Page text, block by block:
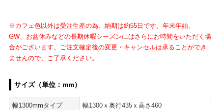
※カフェ色以外は受注生産の為、納期は約55日です。年末年始、
GW、お盆休みなどの長期休暇シーズンにはさらにお時間をいただく場
合がございます。ご注文確定後の変更・キャンセルは承ることができ
ませんので、ご了承ください。
サイズ（単位：mm）
幅1300mmタイプ 幅1300ｘ奥行435ｘ高さ460